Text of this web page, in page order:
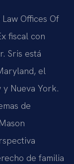
Offices Of
fiscal con
Sris está
el
Nueva York.
de
de familia